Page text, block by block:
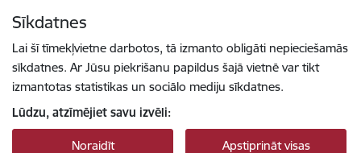
Sīkdatnes
Lai šī tīmekļvietne darbotos, tā izmanto obligāti nepieciešamās
sīkdatnes. Ar Jūsu piekrišanu papildus šajā vietnē var tikt
izmantotas statistikas un sociālo mediju sīkdatnes.
Lūdzu, atzīmējiet savu izvēli:
Noraidīt Apstiprināt visas